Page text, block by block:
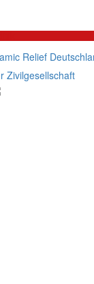
Relief
Zivilgesellschaft